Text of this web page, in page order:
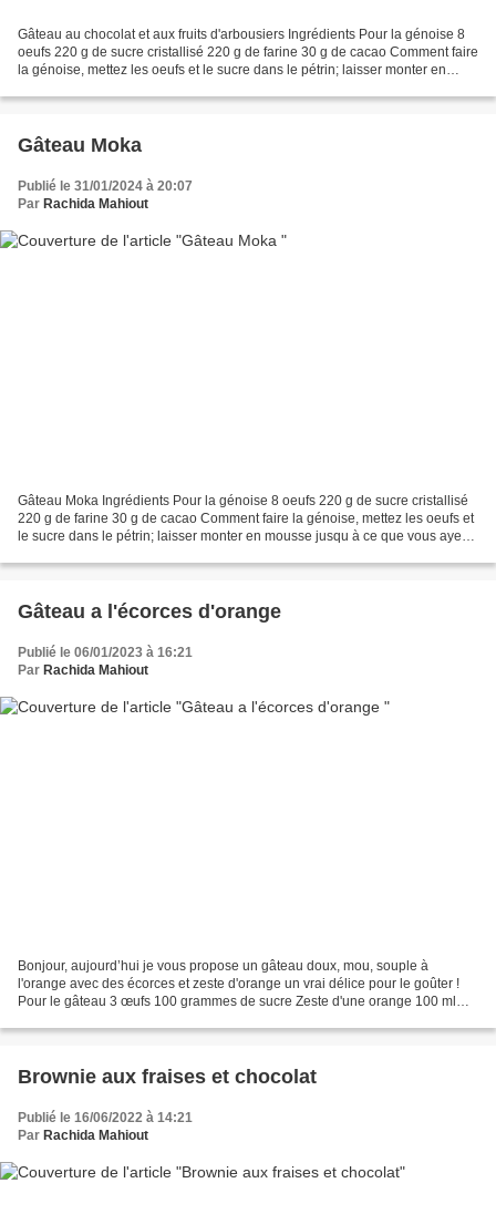
Gâteau au chocolat et aux fruits d'arbousiers Ingrédients Pour la génoise 8
oeufs 220 g de sucre cristallisé 220 g de farine 30 g de cacao Comment faire
la génoise, mettez les oeufs et le sucre dans le pétrin; laisser monter en
Gâteau Moka
Publié le 31/01/2024 à 20:07
Par Rachida Mahiout
Gâteau Moka Ingrédients Pour la génoise 8 oeufs 220 g de sucre cristallisé
220 g de farine 30 g de cacao Comment faire la génoise, mettez les oeufs et
le sucre dans le pétrin; laisser monter en mousse jusqu à ce que vous ayez
Gâteau a l'écorces d'orange
Publié le 06/01/2023 à 16:21
Par Rachida Mahiout
Bonjour, aujourd’hui je vous propose un gâteau doux, mou, souple à
l'orange avec des écorces et zeste d'orange un vrai délice pour le goûter !
Pour le gâteau 3 œufs 100 grammes de sucre Zeste d'une orange 100 ml
Brownie aux fraises et chocolat
Publié le 16/06/2022 à 14:21
Par Rachida Mahiout